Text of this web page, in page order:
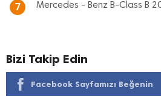
7 Mercedes - Benz B-Class B
Bizi Takip Edin
Facebook Sayfamızı Beğenin